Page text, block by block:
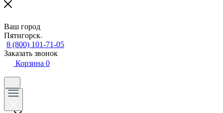
Ваш город
Пятигорск
8 (800) 101-71-05
Заказать звонок
Корзина 0